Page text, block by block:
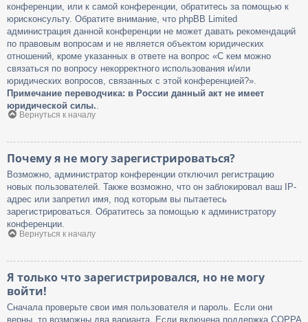
конференции, или к самой конференции, обратитесь за помощью к
юрисконсульту. Обратите внимание, что phpBB Limited
администрация данной конференции не может давать рекомендаций
по правовым вопросам и не является объектом юридических
отношений, кроме указанных в ответе на вопрос «С кем можно
связаться по вопросу некорректного использования и/или
юридических вопросов, связанных с этой конференцией?».
Примечание переводчика: в России данный акт не имеет
юридической силы.
Вернуться к началу
Почему я не могу зарегистрироваться?
Возможно, администратор конференции отключил регистрацию
новых пользователей. Также возможно, что он заблокировал ваш IP-
адрес или запретил имя, под которым вы пытаетесь
зарегистрироваться. Обратитесь за помощью к администратору
конференции.
Вернуться к началу
Я только что зарегистрировался, но не могу
войти!
Сначала проверьте свои имя пользователя и пароль. Если они
верны, то возможны два варианта. Если включена поддержка COPPA